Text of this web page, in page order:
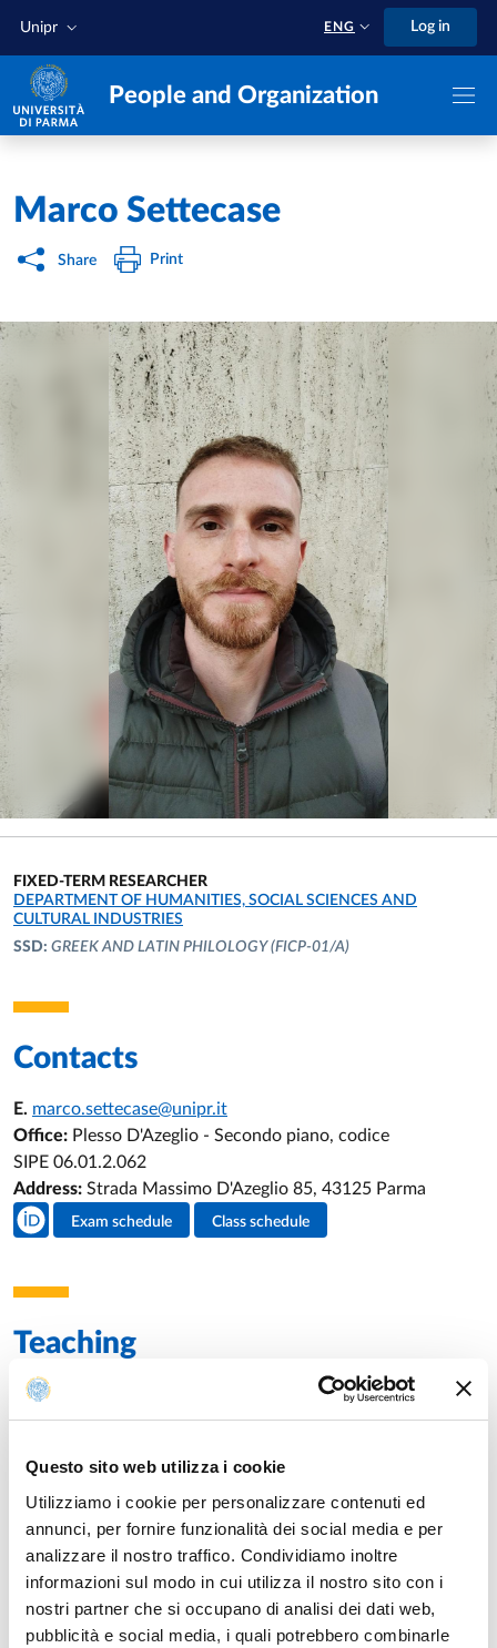
Questo sito web utilizza i cookie
Utilizziamo i cookie per personalizzare contenuti ed
annunci, per fornire funzionalità dei social media e per
analizzare il nostro traffico. Condividiamo inoltre
informazioni sul modo in cui utilizza il nostro sito con i
nostri partner che si occupano di analisi dei dati web,
pubblicità e social media, i quali potrebbero combinarle
Unipr ENG Log in
People and Organization
Home /
Marco Settecase
Share Print
FIXED-TERM RESEARCHER
ORGANIZATIONAL AFFILIATION:
DEPARTMENT OF HUMANITIES, SOCIAL SCIENCES AND
CULTURAL INDUSTRIES
SSD: GREEK AND LATIN PHILOLOGY (FICP-01/A)
Contacts
E. marco.settecase@unipr.it
Office: Plesso D'Azeglio - Secondo piano, codice
SIPE 06.01.2.062
Address: Strada Massimo D'Azeglio 85, 43125 Parma
Teacher's social media
Exam schedule Class schedule
Teaching
First-cycle degree course in COMMUNICATION AND
First-cycle degree course in HUMANITIES- Specialization:
CLASSICO E ARCHEOLOGICO
LITERATURE AND RHETORIC IN ANCIENT GREECE